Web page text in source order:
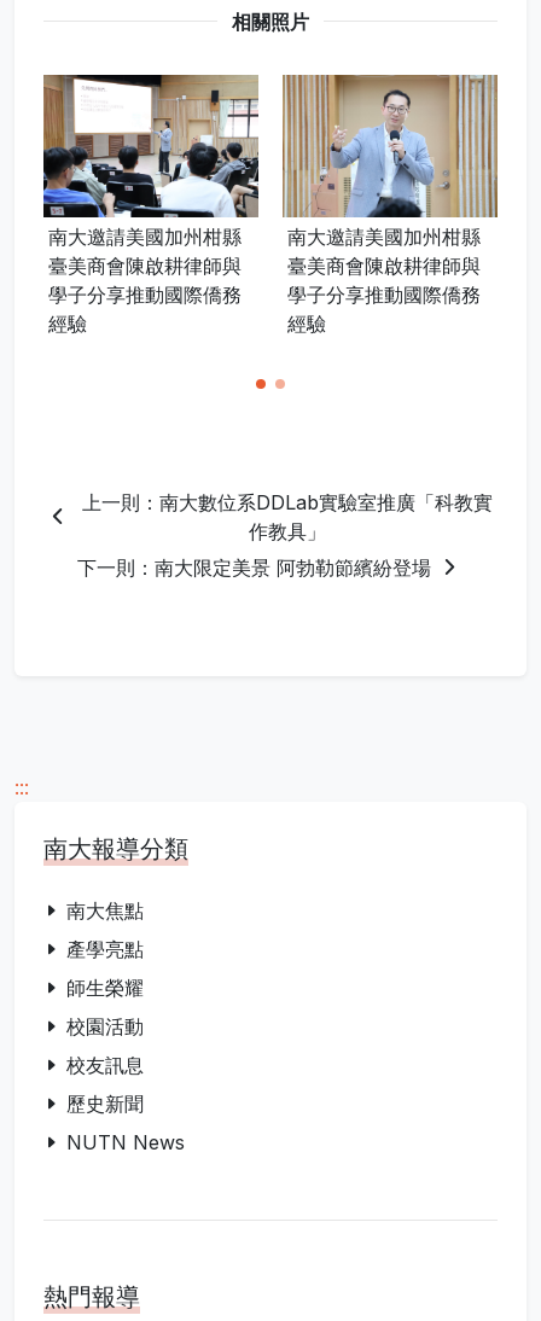
相關照片
南大邀請美國加州柑縣
臺美商會陳啟耕律師與
學子分享推動國際僑務
經驗
南大邀請美國加州柑縣
臺美商會陳啟耕律師與
學子分享推動國際僑務
經驗
上一則：南大數位系DDLab實驗室推廣「科教實
作教具」
下一則：南大限定美景 阿勃勒節繽紛登場
:::
南大報導分類
南大焦點
產學亮點
師生榮耀
校園活動
校友訊息
歷史新聞
NUTN News
熱門報導